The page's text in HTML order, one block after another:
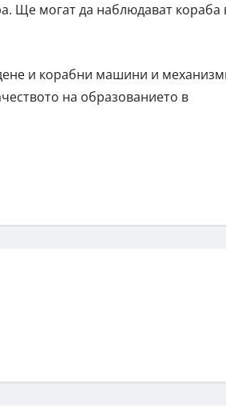
Ще могат да наблюдават кораба
и корабни машини и
на образованието в